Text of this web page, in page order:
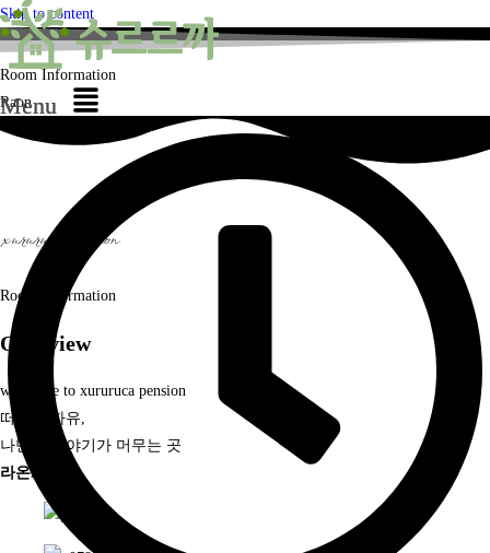
Skip to content
Menu
Menu
Room Information
Raon
xururuca pension
Room Information
Overview
wellcome to xururuca pension
떠남의 자유,
나만의 이야기가 머무는 곳
라온R